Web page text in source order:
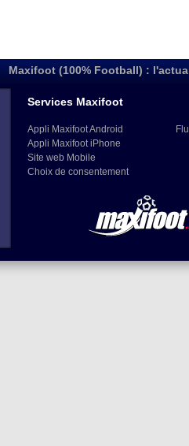
Maxifoot (100% Football) :
Services Maxifoot
Appli Maxifoot Android
Appli Maxifoot iPhone
Site web Mobile
Choix de consentement